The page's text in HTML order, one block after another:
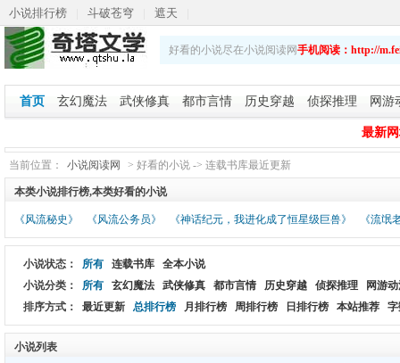
小说排行榜 斗破苍穹 遮天
斗破苍穹之重生萧炎
| 乡野春潮
娇艳人生
好看的小说尽在小说阅读网手机阅读：http://
首页 玄幻魔法 武侠修真 都市言情 历史穿越 侦探推理 网游
最新
当前位置： 小说阅读网 > 好看的小说 -> 连载书库最近更新
本类小说排行榜,本类好看的小说
《风流秘史》 《风流公务员》 《神话纪元，我进化成了恒星级巨兽》 《流氓
小说状态： 所有 连载书库
全本小说
小说分类：
所有 玄幻魔法 武侠修真 都市言情 历史穿越 侦探推理
网游
排序方式：
最近更新 总排行榜 月排行榜 周排行榜 日排行榜 本站推荐
小说列表